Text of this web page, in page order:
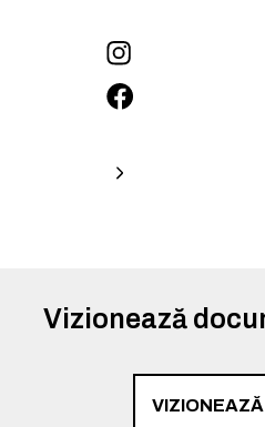
Vizionează